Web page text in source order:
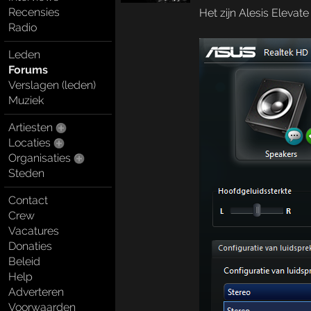
Recensies
Radio
Leden
Forums
Verslagen (leden)
Muziek
Artiesten
Locaties
Organisaties
Steden
Contact
Crew
Vacatures
Donaties
Beleid
Help
Adverteren
Voorwaarden
Het zijn Alesis Elevate